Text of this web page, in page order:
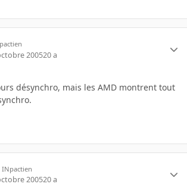
200520 a
désynchro, mais les AMD montrent tout
INpactien
200520 a